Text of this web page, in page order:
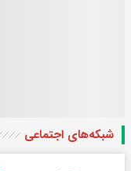
شبکه‌های اجتماعی